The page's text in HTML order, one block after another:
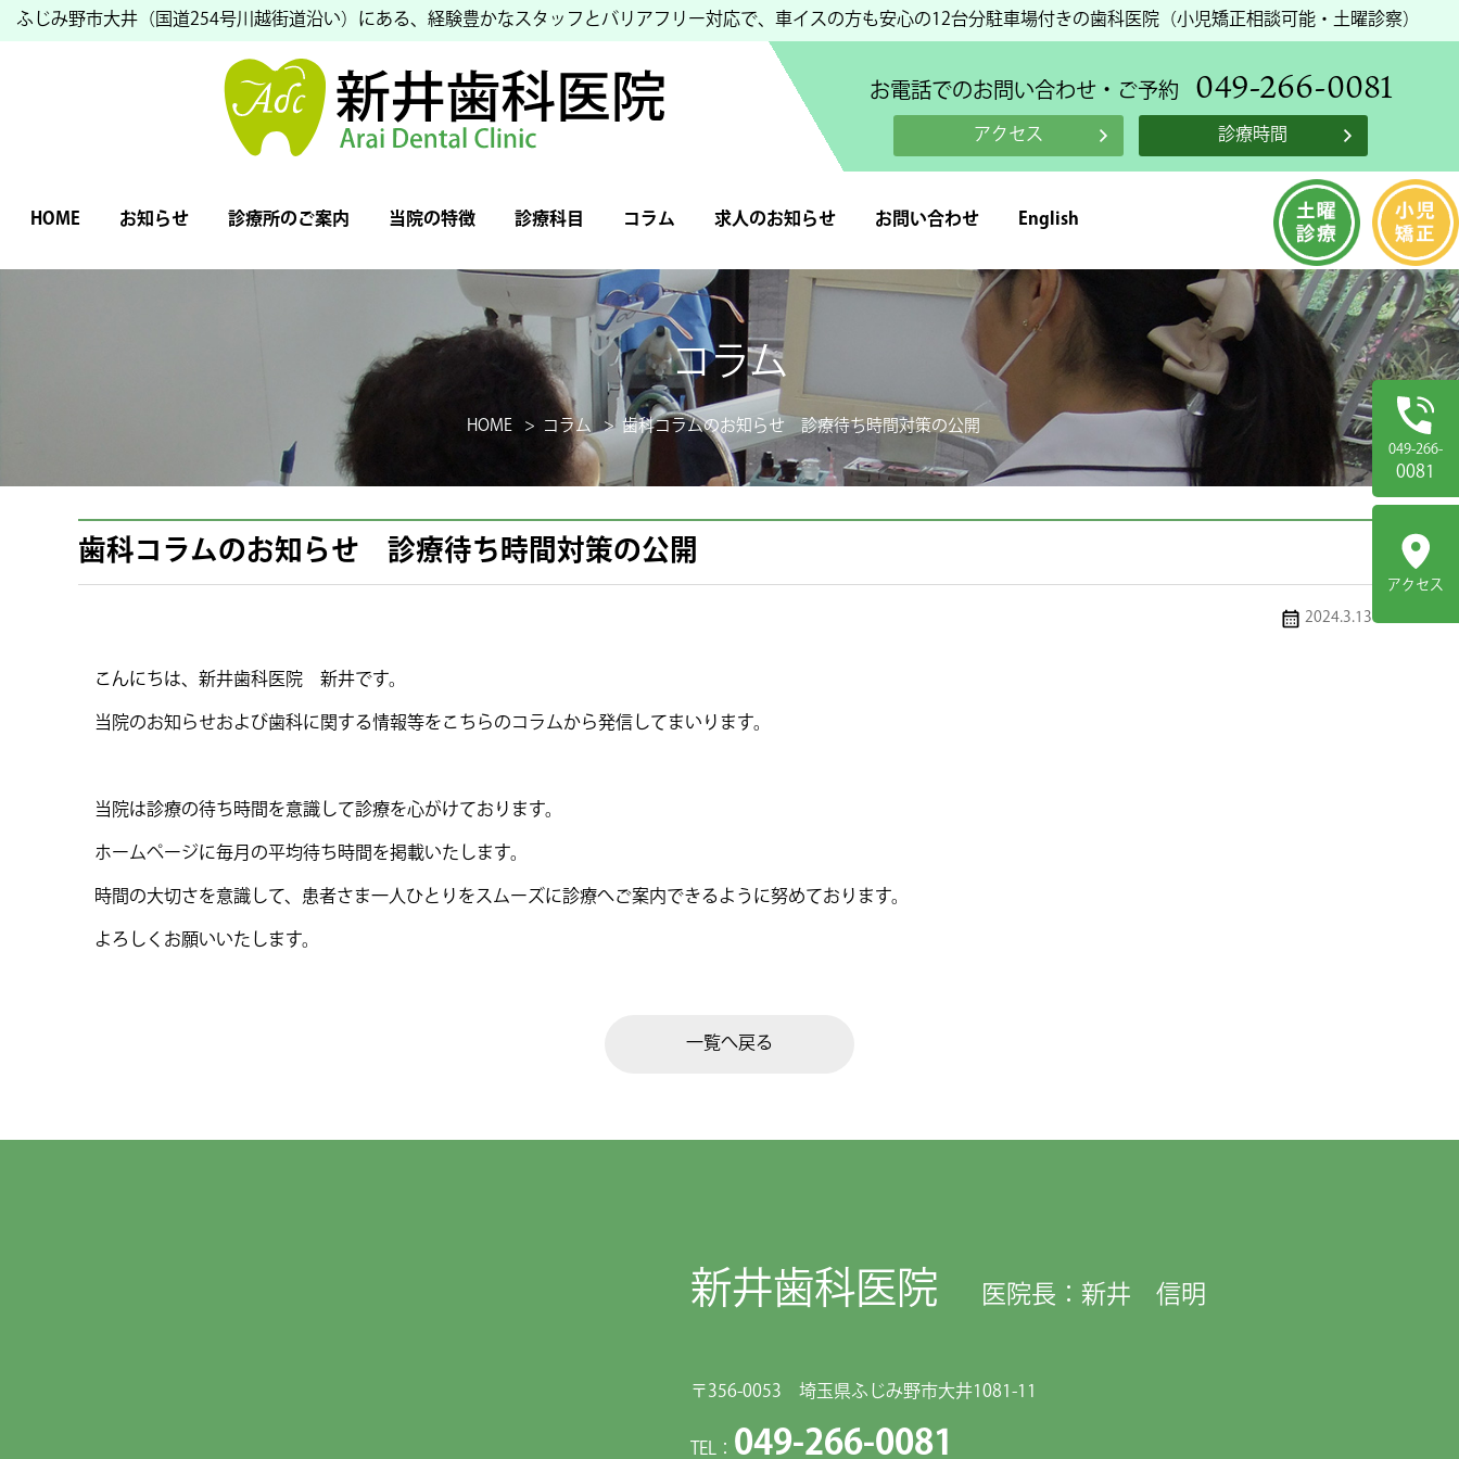
049-266-
0081
アクセス
ふじみ野市大井（国道254号川越街道沿い）にある、経験豊かなスタッフとバリアフリー対応で、車イスの方も安心の12台分駐車場付きの歯科医院（小児矯正相談可能・土曜診察）
お電話でのお問い合わせ・ご予約 049-266-0081
アクセス 診療時間
HOME お知らせ 診療所のご案内 当院の特徴 診療科目 コラム 求人のお知らせ お問い合わせ English
コラム
HOME コラム 歯科コラムのお知らせ 診療待ち時間対策の公開
歯科コラムのお知らせ 診療待ち時間対策の公開
2024.3.13
こんにちは、新井歯科医院 新井です。
当院のお知らせおよび歯科に関する情報等をこちらのコラムから発信してまいります。
当院は診療の待ち時間を意識して診療を心がけております。
ホームページに毎月の平均待ち時間を掲載いたします。
時間の大切さを意識して、患者さま一人ひとりをスムーズに診療へご案内できるように努めております。
よろしくお願いいたします。
一覧へ戻る
新井歯科医院 医院長：新井 信明
〒356-0053 埼玉県ふじみ野市大井1081-11
TEL： 049-266-0081